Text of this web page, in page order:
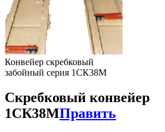
Конвейер скребковый
забойный серия 1СК38М
Скребковый конвейер
1СК38МПравить